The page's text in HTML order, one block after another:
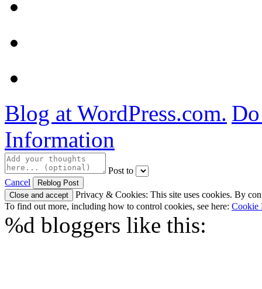
Blog at WordPress.com.
Information
Post to
Cancel
Privacy & Cookies: This site uses cookies. By
To find out more, including how to control cookies, see here: Cookie
%d bloggers like this: